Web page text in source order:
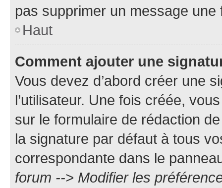
pas supprimer un message une
Haut
Comment ajouter une
Vous devez d’abord créer une
l’utilisateur. Une fois créée,
sur le formulaire de rédaction
la signature par défaut à tous
correspondante dans le
forum --> Modifier les